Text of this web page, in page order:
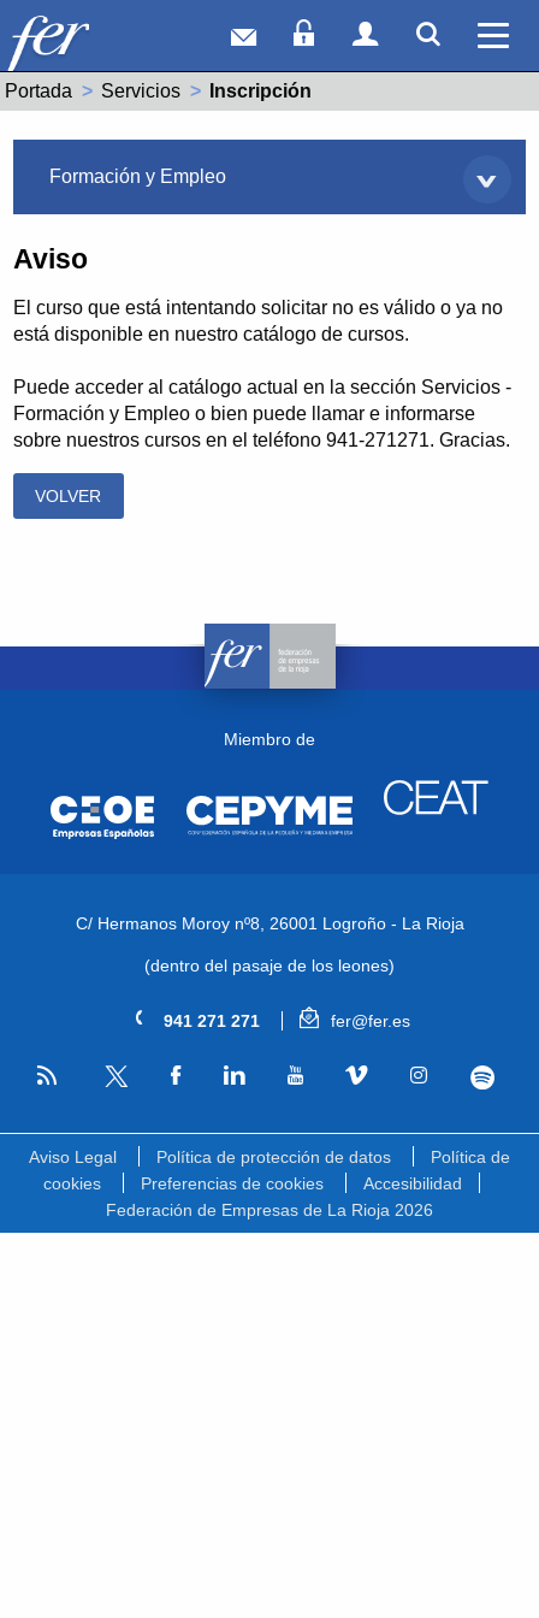
Correo webAcceso Socios
Acceso
Portada Servicios Actual:
Inscripción
Formación y Empleo
Aviso
El curso que está intentando solicitar no es válido o ya no
está disponible en nuestro catálogo de cursos.
Puede acceder al catálogo actual en la sección Servicios -
Formación y Empleo o bien puede llamar e informarse
sobre nuestros cursos en el teléfono 941-271271. Gracias.
VOLVER
Miembro de
C/ Hermanos Moroy nº8, 26001 Logroño - La Rioja
(dentro del pasaje de los leones)
941 271 271 fer@fer.es
RSS
Aviso Legal Política de protección de datos
Política de
cookies
Preferencias de cookies
Accesibilidad
Federación de Empresas de La Rioja 2026